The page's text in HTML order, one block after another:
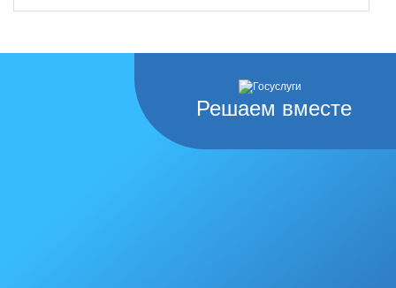
Решаем вместе